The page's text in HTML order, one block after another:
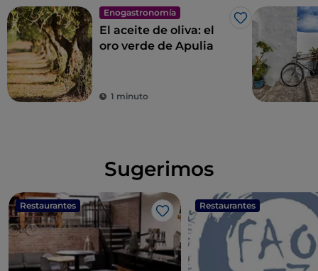
Enogastronomía
Me gusta
El aceite de oliva: el
oro verde de Apulia
1 minuto
Sugerimos
Restaurantes
Me gusta
Restaurantes